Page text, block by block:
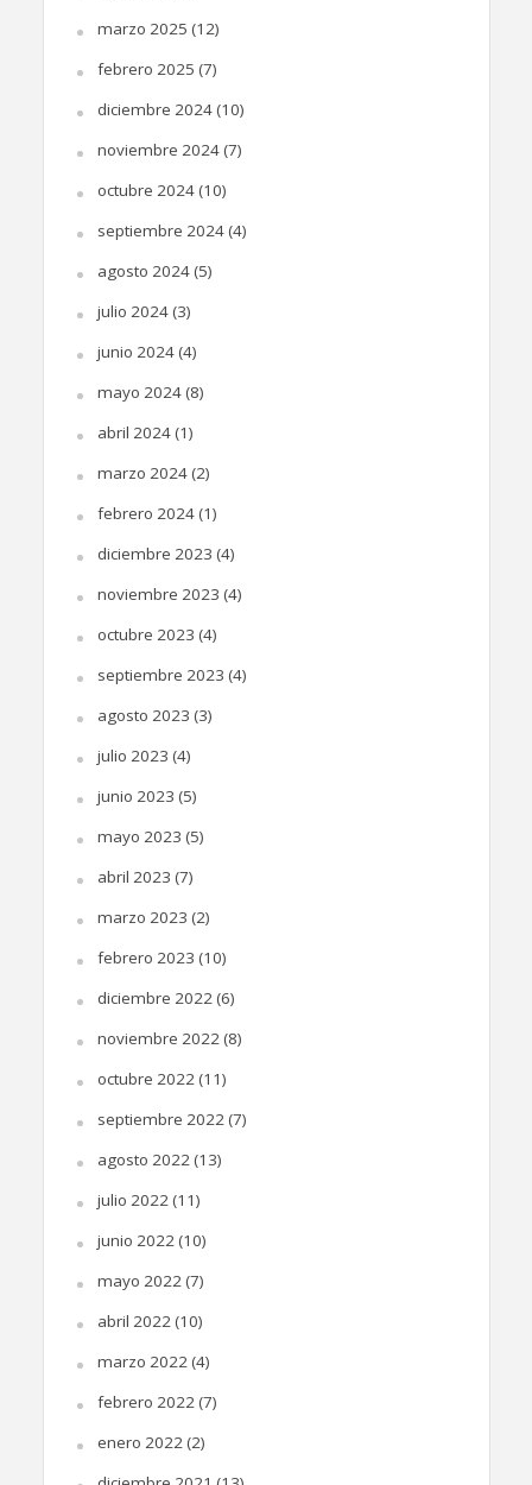
marzo 2025 (12)
febrero 2025 (7)
diciembre 2024(10)
noviembre 2024(7)
octubre 2024(10)
septiembre 2024(4)
agosto 2024(5)
julio 2024(3)
junio 2024(4)
mayo 2024(8)
abril 2024(1)
marzo 2024(2)
febrero 2024(1)
diciembre 2023 (4)
noviembre 2023 (4)
octubre 2023 (4)
septiembre 2023 (4)
agosto 2023 (3)
julio 2023 (4)
junio 2023 (5)
mayo 2023 (5)
abril 2023 (7)
marzo 2023 (2)
febrero 2023 (10)
diciembre 2022(6)
noviembre 2022(8)
octubre 2022(11)
septiembre 2022(7)
agosto 2022(13)
julio 2022(11)
junio 2022(10)
mayo 2022(7)
abril 2022(10)
marzo 2022(4)
febrero 2022(7)
enero 2022(2)